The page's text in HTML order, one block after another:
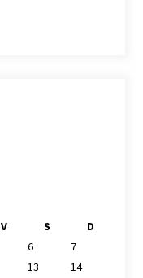
V S
D
6
7
13
14